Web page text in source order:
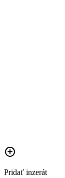
Pridať inzerát